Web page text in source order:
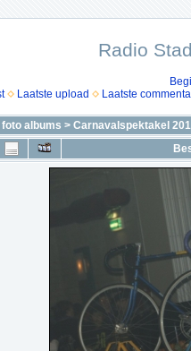
Radio
Laatste upload Laatste
albums > Carnavalspektakel